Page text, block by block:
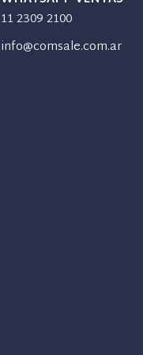
11 2309 2100
info@comsale.com.ar